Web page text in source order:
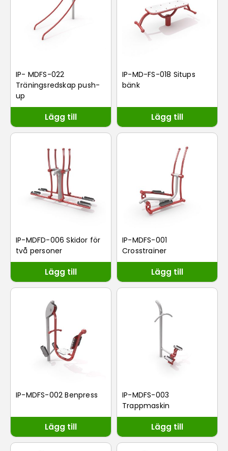
IP- MDFS-022
Träningsredskap push-
up
Lägg till
IP-MD-FS-018 Situps
bänk
Lägg till
IP-MDFD-006 Skidor för
två personer
Lägg till
IP-MDFS-001
Crosstrainer
Lägg till
IP-MDFS-002 Benpress
Lägg till
IP-MDFS-003
Trappmaskin
Lägg till